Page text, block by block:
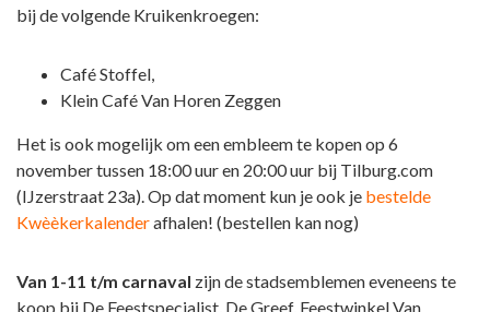
bij de volgende Kruikenkroegen:
Café Stoffel,
Klein Café Van Horen Zeggen
Het is ook mogelijk om een embleem te kopen op 6
november tussen 18:00 uur en 20:00 uur bij Tilburg.com
(IJzerstraat 23a). Op dat moment kun je ook je bestelde
Kwèèkerkalenderafhalen! (bestellen kan nog)
Van 1-11 t/m carnaval zijn de stadsemblemen eveneens te
koop bij De Feestspecialist, De Greef, Feestwinkel Van